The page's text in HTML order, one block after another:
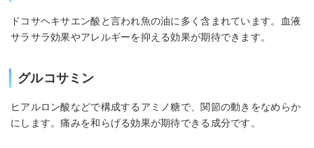
ドコサヘキサエン酸と言われ魚の油に多く含まれています。血液
サラサラ効果やアレルギーを抑える効果が期待できます。
グルコサミン
ヒアルロン酸などで構成するアミノ糖で、関節の動きをなめらか
にします。痛みを和らげる効果が期待できる成分です。